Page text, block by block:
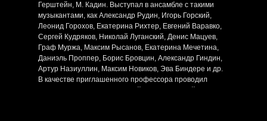
Герштейн, М. Кадин. Выступал в ансамбле с такими
музыкантами, как Александр Рудин, Игорь Горский,
Леонид Горохов, Екатерина Рихтер, Евгений Варавко,
Сергей Кудряков, Николай Луганский, Денис Мацуев,
Граф Муржа, Максим Рысанов, Екатерина Мечетина,
Даниэль Проппер, Борис Бровцин, Александр Гиндин,
Артур Назиуллин, Максим Новиков, Эва Биндере и др.
В качестве приглашенного профессора проводил